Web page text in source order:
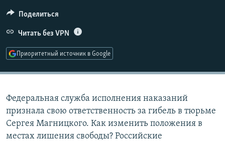
РАСПИСАНИЕ ВЕЩАНИЯ
ПОДПИШИТЕСЬ НА РАССЫЛКУ
СОЦИАЛЬНЫЕ СЕТИ
Все сайты РСЕ/РС
Поделиться
Читать без VPN
Приоритетный источник в Google
Федеральная служба исполнения наказаний
признала свою ответственность за гибель в тюрьме
Сергея Магницкого. Как изменить положения в
местах лишения свободы? Российские